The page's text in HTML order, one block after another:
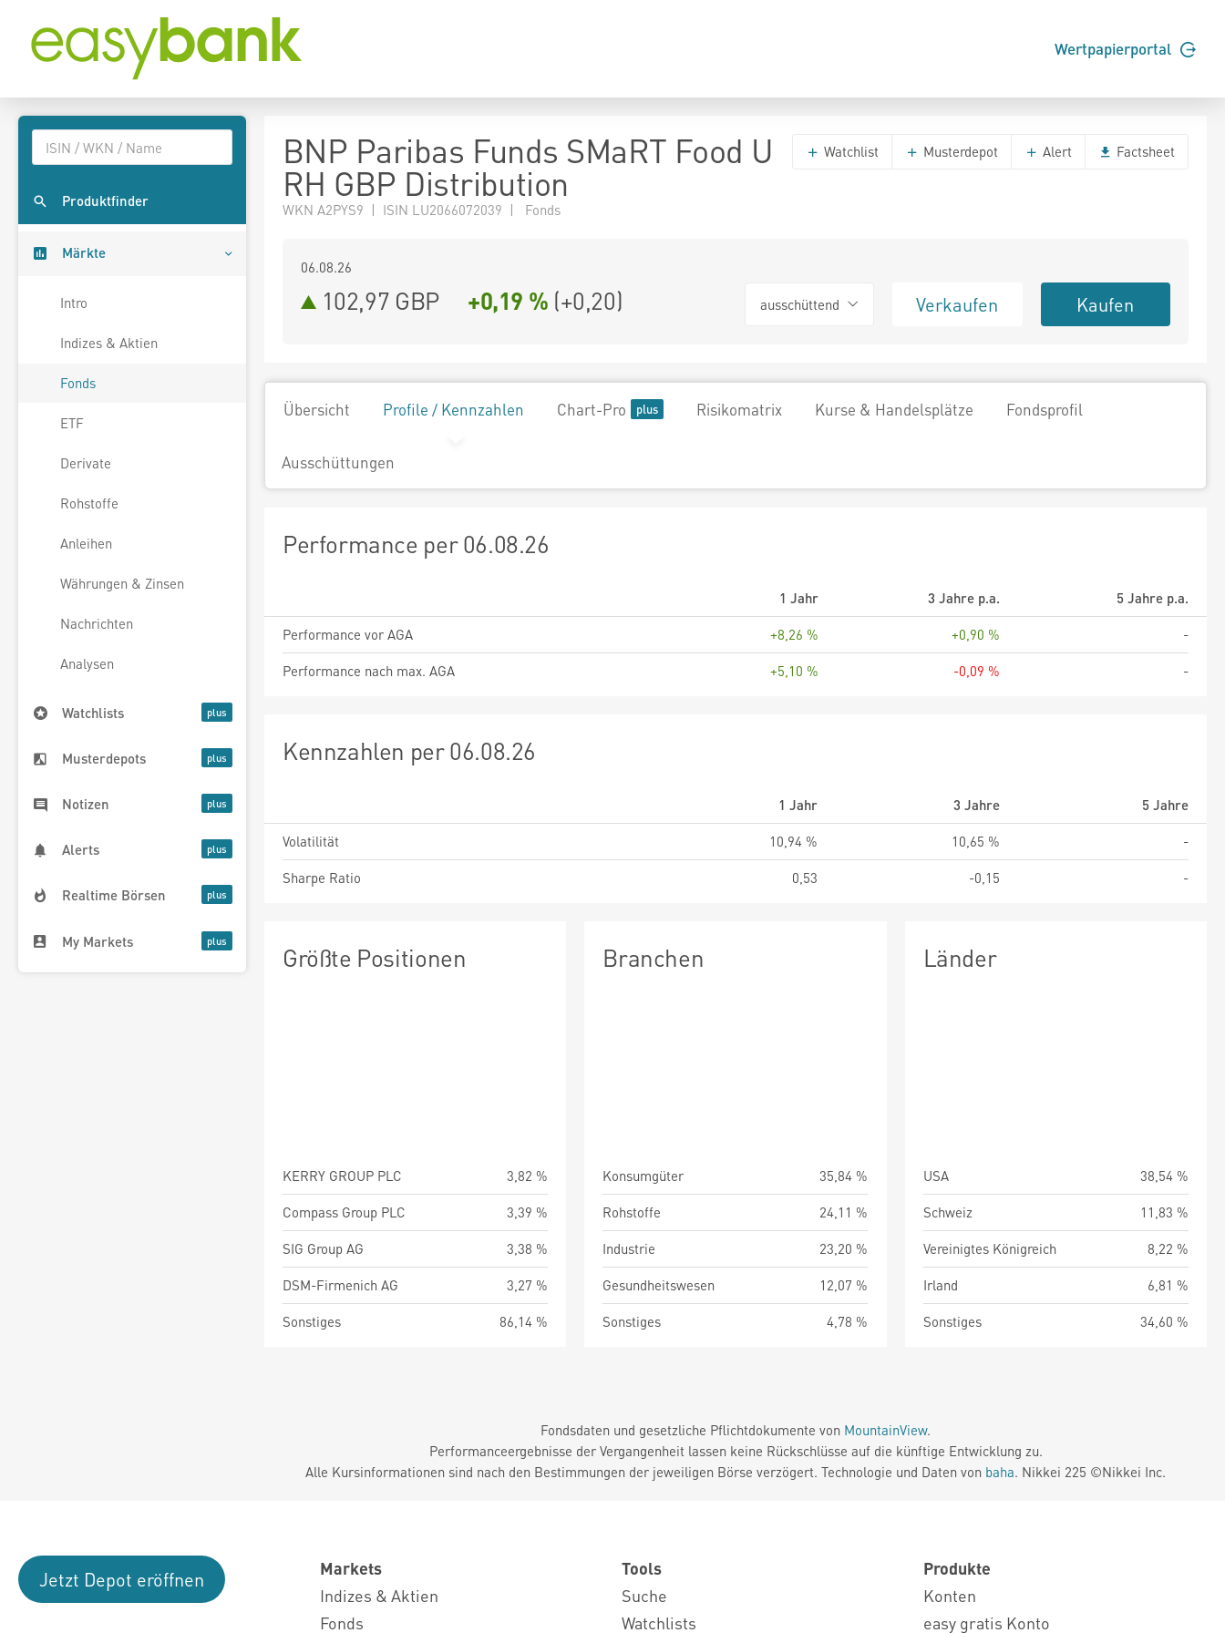
Wertpapierportal
Produktfinder
Märkte
Intro
Indizes & Aktien
Fonds
ETF
Derivate
Rohstoffe
Anleihen
Währungen & Zinsen
Nachrichten
Analysen
Watchlists
Musterdepots
Notizen
Alerts
Realtime Börsen
My Markets
BNP Paribas Funds SMaRT Food U
RH GBP Distribution
WKN A2PYS9 | ISIN LU2066072039 | Fonds
Watchlist Musterdepot Alert Factsheet
06.08.26
102,97 GBP +0,19 % (+0,20) ausschüttend Verkaufen Kaufen
Übersicht Profile / Kennzahlen Chart-Pro Risikomatrix Kurse & Handelsplätze Fondsprofil
Ausschüttungen
Performance per 06.08.26
1 Jahr 3 Jahre p.a.
5 Jahre p.a.
Performance vor AGA
+8,26 % +0,90 %
-
Performance nach max. AGA
+5,10 % -0,09 % -
Kennzahlen per 06.08.26
1 Jahr 3 Jahre
5 Jahre
Volatilität
10,94 % 10,65 %
-
Sharpe Ratio
0,53 -0,15 -
Größte Positionen
KERRY GROUP PLC
3,82 %
Compass Group PLC
3,39 %
SIG Group AG
3,38 %
DSM-Firmenich AG
3,27 %
Sonstiges
86,14 %
Branchen
Konsumgüter
35,84 %
Rohstoffe
24,11 %
Industrie
23,20 %
Gesundheitswesen
12,07 %
Sonstiges
4,78 %
Länder
USA
38,54 %
Schweiz
11,83 %
Vereinigtes Königreich
8,22 %
Irland
6,81 %
Sonstiges
34,60 %
Fondsdaten und gesetzliche Pflichtdokumente von MountainView.
Performanceergebnisse der Vergangenheit lassen keine Rückschlüsse auf die künftige Entwicklung zu.
Alle Kursinformationen sind nach den Bestimmungen der jeweiligen Börse verzögert. Technologie und Daten von baha. Nikkei 225 ©Nikkei Inc.
Jetzt Depot eröffnen
Markets
Indizes & Aktien
Fonds
Tools
Suche
Watchlists
Produkte
Konten
easy gratis Konto